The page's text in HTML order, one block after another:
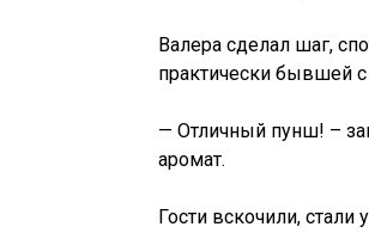
Валера сделал шаг,
практически бывшей
— Отличный пунш! –
аромат.
Гости вскочили, стали